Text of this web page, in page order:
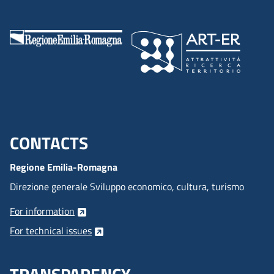
Menu footer inglese
CONTACTS
Regione Emilia-Romagna
Direzione generale Sviluppo economico, cultura, turismo
For information
For technical issues